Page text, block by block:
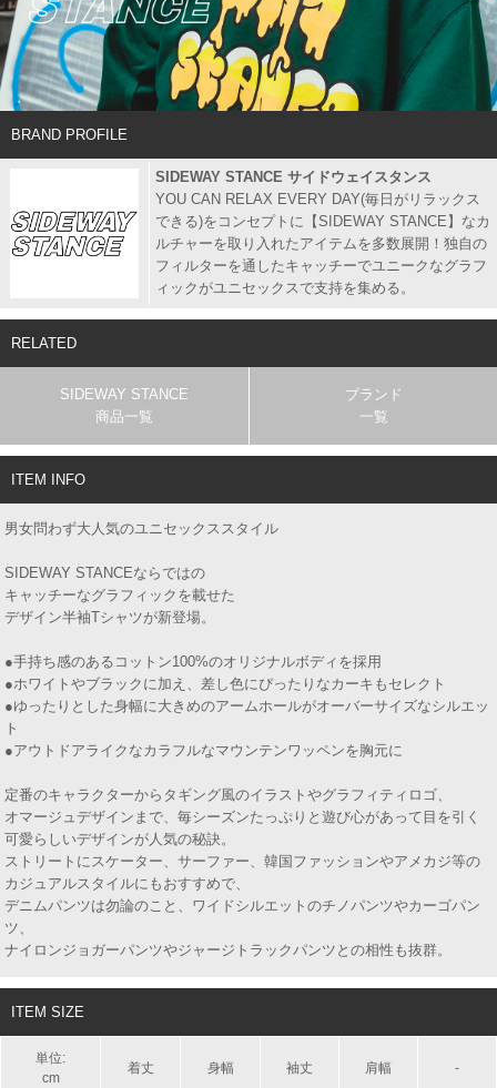
BRAND PROFILE
SIDEWAY STANCE サイドウェイスタンス
YOU CAN RELAX EVERY DAY(毎日がリラックス
できる)をコンセプトに【SIDEWAY STANCE】なカ
ルチャーを取り入れたアイテムを多数展開！独自の
フィルターを通したキャッチーでユニークなグラフ
ィックがユニセックスで支持を集める。
RELATED
SIDEWAY STANCE
商品一覧
ブランド
一覧
ITEM INFO
男女問わず大人気のユニセックススタイル
SIDEWAY STANCEならではの
キャッチーなグラフィックを載せた
デザイン半袖Tシャツが新登場。
●手持ち感のあるコットン100%のオリジナルボディを採用
●ホワイトやブラックに加え、差し色にぴったりなカーキもセレクト
●ゆったりとした身幅に大きめのアームホールがオーバーサイズなシルエッ
ト
●アウトドアライクなカラフルなマウンテンワッペンを胸元に
定番のキャラクターからタギング風のイラストやグラフィティロゴ、
オマージュデザインまで、毎シーズンたっぷりと遊び心があって目を引く
可愛らしいデザインが人気の秘訣。
ストリートにスケーター、サーファー、韓国ファッションやアメカジ等の
カジュアルスタイルにもおすすめで、
デニムパンツは勿論のこと、ワイドシルエットのチノパンツやカーゴパン
ツ、
ナイロンジョガーパンツやジャージトラックパンツとの相性も抜群。
ITEM SIZE
単位:
cm
着丈 身幅 袖丈 肩幅 -